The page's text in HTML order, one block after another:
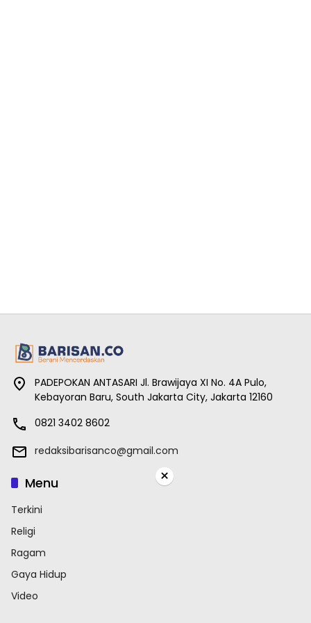
PADEPOKAN ANTASARI Jl. Brawijaya XI No. 4A Pulo,
Kebayoran Baru, South Jakarta City, Jakarta 12160
0821 3402 8602
redaksibarisanco@gmail.com
Menu
Terkini
Religi
Ragam
Gaya Hidup
Video
×